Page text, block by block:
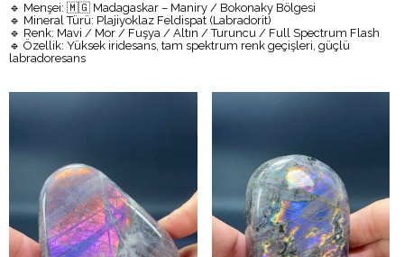
🔹 Menşei: 🇲🇬 Madagaskar – Maniry / Bokonaky Bölgesi
🔹 Mineral Türü: Plajiyoklaz Feldispat (Labradorit)
🔹 Renk: Mavi / Mor / Fuşya / Altın / Turuncu / Full Spectrum Flash
🔹 Özellik: Yüksek iridesans, tam spektrum renk geçişleri, güçlü
labradoresans